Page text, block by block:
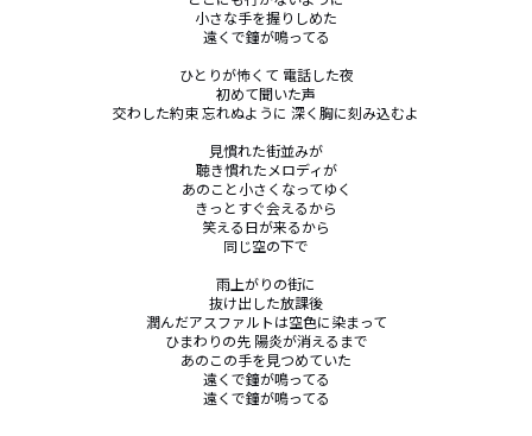
小さな手を握りしめた
遠くで鐘が鳴ってる
ひとりが怖くて 電話した夜
初めて聞いた声
交わした約束 忘れぬように 深く胸に刻み込むよ
見慣れた街並みが
聴き慣れたメロディが
あのこと小さくなってゆく
きっとすぐ会えるから
笑える日が来るから
同じ空の下で
雨上がりの街に
抜け出した放課後
潤んだアスファルトは空色に染まって
ひまわりの先 陽炎が消えるまで
あのこの手を見つめていた
遠くで鐘が鳴ってる
遠くで鐘が鳴ってる